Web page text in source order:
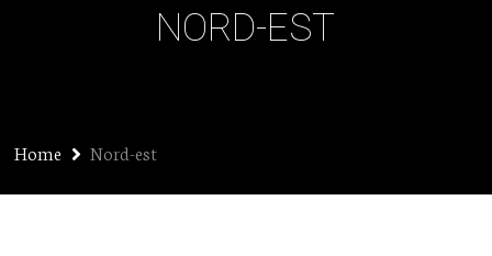
NORD-EST
Home Nord-est